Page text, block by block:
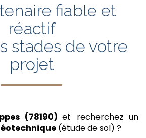
fiable et
réactif
stades de votre
projet
(78190) et recherchez un
(étude de sol) ?